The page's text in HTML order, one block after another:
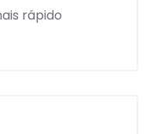
rápido